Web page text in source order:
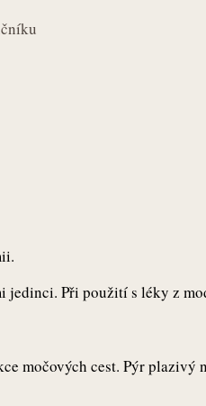
Při použití s léky z
močových cest. Pýr plazivý